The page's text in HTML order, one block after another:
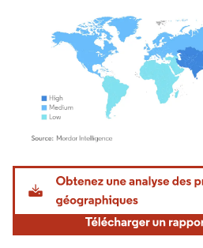
Image © Mordor Intelligence. La réutilisation